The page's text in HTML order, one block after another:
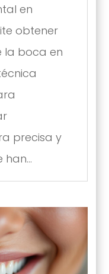
en
obtener
la boca en
precisa y